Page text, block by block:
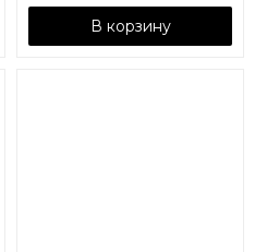
В корзину